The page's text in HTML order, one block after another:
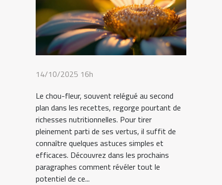
14/10/2025 16h
Le chou-fleur, souvent relégué au second
plan dans les recettes, regorge pourtant de
richesses nutritionnelles. Pour tirer
pleinement parti de ses vertus, il suffit de
connaître quelques astuces simples et
efficaces. Découvrez dans les prochains
paragraphes comment révéler tout le
potentiel de ce...